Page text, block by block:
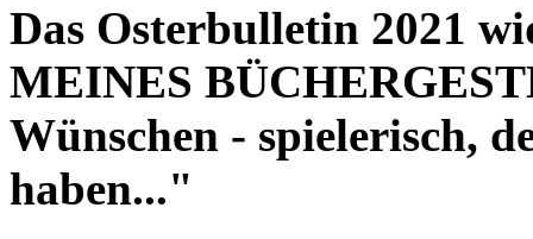
Das Osterbulletin 2021
MEINES
Wünschen - spielerisch,
haben..."